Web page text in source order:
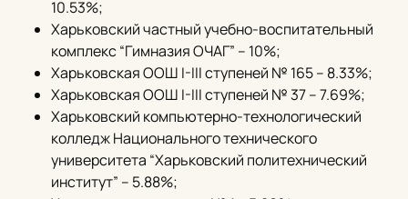
10.53%;
Харьковский частный учебно-воспитательный
комплекс “Гимназия ОЧАГ” – 10%;
Харьковская ООШ I-III ступеней № 165 – 8.33%;
Харьковская ООШ I-III ступеней № 37 – 7.69%;
Харьковский компьютерно-технологический
колледж Национального технического
университета “Харьковский политехнический
институт” – 5.88%;